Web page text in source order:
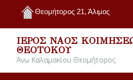
Θεομήτορος 21, Άλιμος
ΙΕΡΌΣ ΝΑΌΣ
ΘΕΟΤΌΚΟΥ
Άνω Καλαμακίου Θεομήτορος